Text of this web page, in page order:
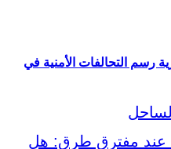
رسم التحالفات الأمنية في